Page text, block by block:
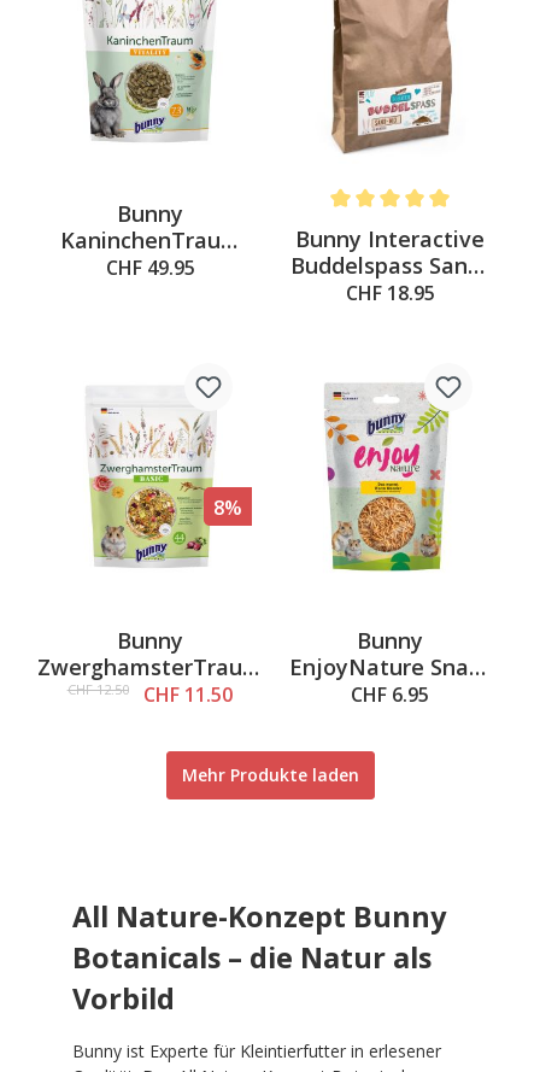
Bunny
KaninchenTraum
VITALITY 4kg
CHF 49.95
Average rating of 5 out of
Bunny Interactive
Buddelspass Sand-
Mix, 9.7kg
CHF 18.95
8%
Bunny
ZwerghamsterTraum
BASIC, 600g
CHF 12.50 CHF 11.50
Bunny
EnjoyNature Snack
Das wurmt, 60g
CHF 6.95
Mehr Produkte laden
All Nature-Konzept Bunny
Botanicals – die Natur als
Vorbild
Bunny ist Experte für Kleintierfutter in erlesener